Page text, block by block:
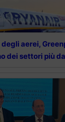
aerei,
dei settori più